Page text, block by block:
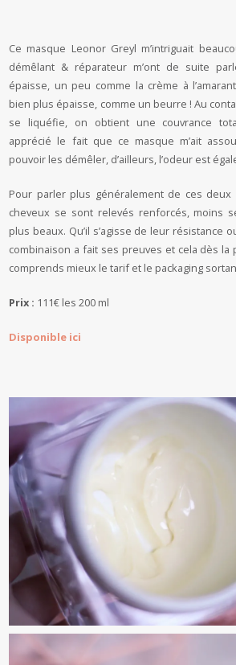
Ce masque Leonor Greyl m’intriguait
démêlant & réparateur m’ont de suite
épaisse, un peu comme la crème à
bien plus épaisse, comme un beurre ! Au
se liquéfie, on obtient une couvrance
apprécié le fait que ce masque m’ait
pouvoir les démêler, d’ailleurs, l’odeur est
Pour parler plus généralement de ces
cheveux se sont relevés renforcés, moins
plus beaux. Qu’il s’agisse de leur résistance
combinaison a fait ses preuves et cela dès la
comprends mieux le tarif et le packaging
Prix : 111€ les 200 ml
Disponible ici